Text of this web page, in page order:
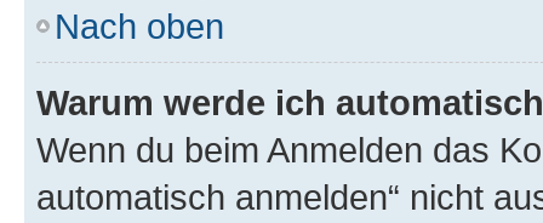
Nach oben
Warum werde ich
Wenn du beim Anmelden das
automatisch anmelden“ nicht